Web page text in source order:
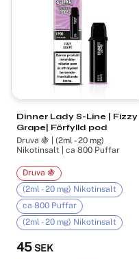
Dinner Lady S-Line | Fizzy
Grape| Förfylld pod
Druva 🍇 | (2ml - 20 mg)
Nikotinsalt | ca 800 Puffar
45 SEK
Druva 🍇
(2ml - 20 mg) Nikotinsalt
ca 800 Puffar
(2ml - 20 mg) Nikotinsalt